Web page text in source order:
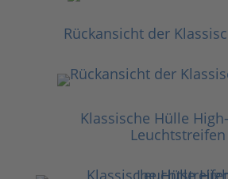
Rückansicht der
Klassische Hülle
Leuchtstreifen